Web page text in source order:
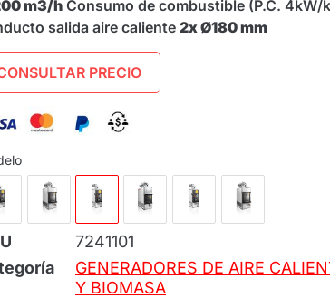
m3/h Consumo de combustible (P.C. 4kW/
salida aire caliente 2x Ø180 mm
PRECIO
7241101
GENERADORES DE AIRE
Y BIOMASA